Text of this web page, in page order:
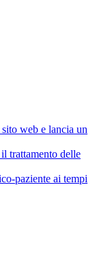
web e lancia un
trattamento delle
paziente ai tempi